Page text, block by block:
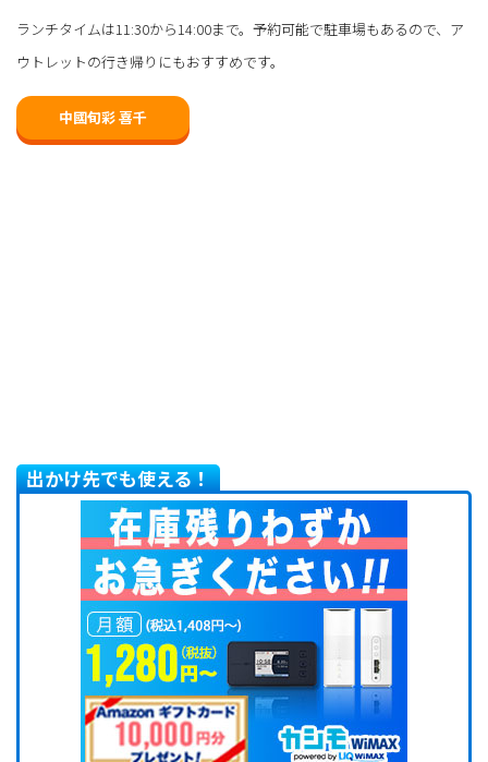
ランチタイムは11:30から14:00まで。予約可能で駐車場もあるので、ア
ウトレットの行き帰りにもおすすめです。
中國旬彩 喜千
出かけ先でも使える！